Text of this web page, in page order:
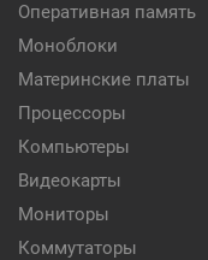
Оперативная память
Моноблоки
Материнские платы
Процессоры
Компьютеры
Видеокарты
Мониторы
Коммутаторы